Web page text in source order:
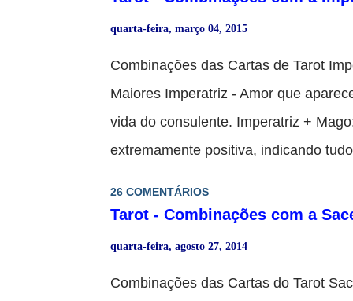
muito importante que se relacionam
Alquimia de bicicleta 1977 Inglaterra
Naipe de Copas São as cartas do
Um homem importante de pele clara,
distinta; bondoso, terno e generoso.
as virtudes tradicionais encarn...
quarta-feira, março 04, 2015
Combinações das Cartas de Tarot
Maiores Imperatriz - Amor que
vida do consulente. Imperatriz +
extremamente positiva, indicando
ao sucesso. - Par romântico e
esse for o desejo. Na saúde : -Boa
26 COMENTÁRIOS
Tarot - Combinações com a
quarta-feira, agosto 27, 2014
Combinações das Cartas do Tarot